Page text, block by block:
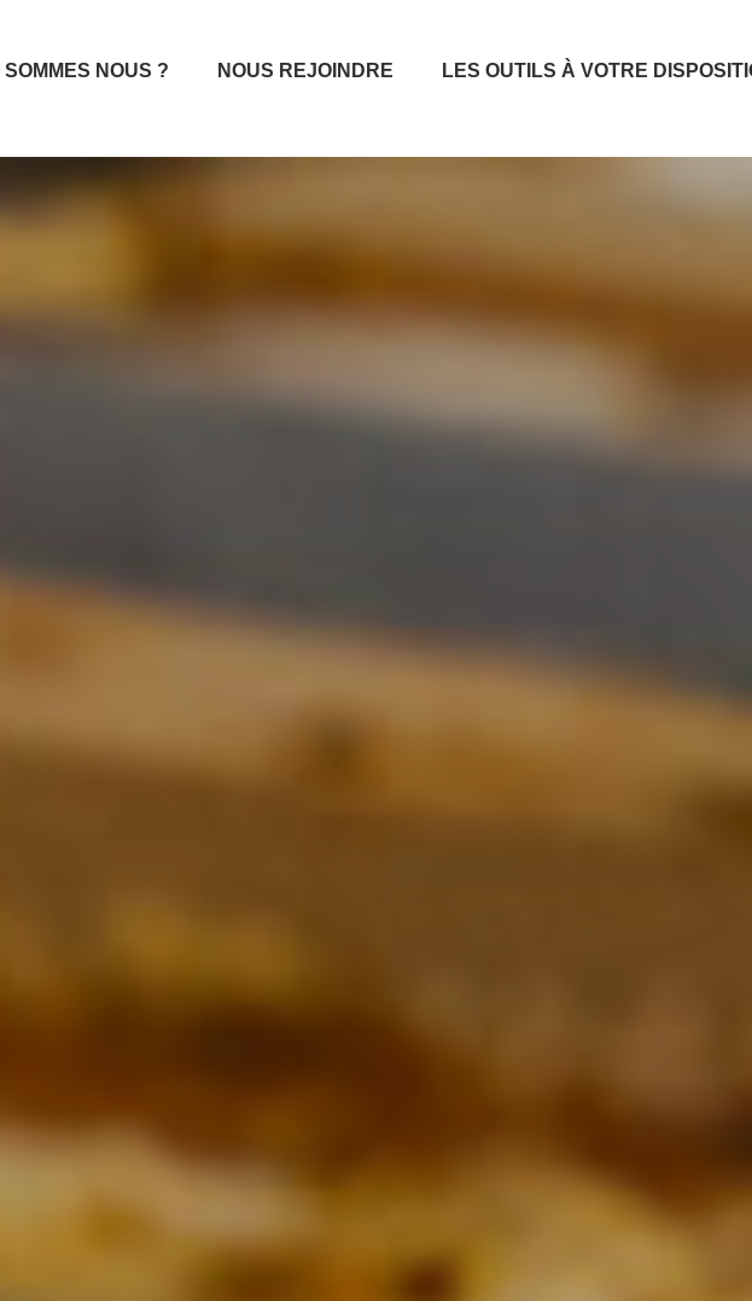
SOMMES NOUS ? NOUS REJOINDRE LES OUTILS À VOTRE